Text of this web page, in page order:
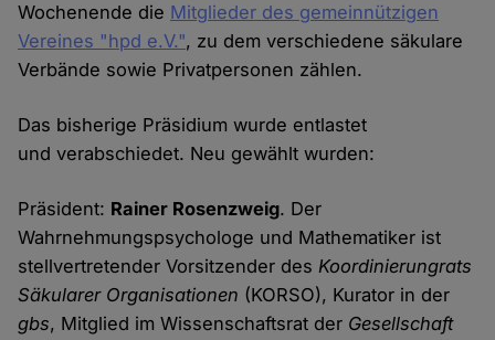
Wochenende die Mitglieder des gemeinnützigen
Vereines "hpd e.V.", zu dem verschiedene säkulare
Verbände sowie Privatpersonen zählen.
Das bisherige Präsidium wurde entlastet
und verabschiedet. Neu gewählt wurden:
Präsident: Rainer Rosenzweig. Der
Wahrnehmungspsychologe und Mathematiker ist
stellvertretender Vorsitzender desKoordinierungrats
Säkularer Organisationen (KORSO), Kurator in der
gbs, Mitglied im Wissenschaftsrat der Gesellschaft